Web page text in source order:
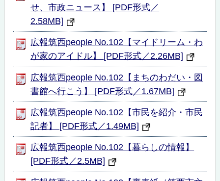
せ、市政ニュース】 [PDF形式／
2.58MB]
広報筑西people No.102【マイドリーム・わ
が家のアイドル】 [PDF形式／2.26MB]
広報筑西people No.102【まちのわだい・図
書館へ行こう】 [PDF形式／1.67MB]
広報筑西people No.102【市民を紹介・市民
記者】 [PDF形式／1.49MB]
広報筑西people No.102【暮らしの情報】
[PDF形式／2.5MB]